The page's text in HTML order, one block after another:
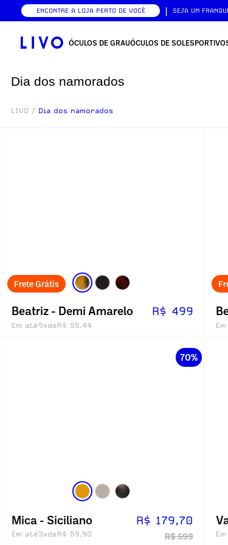
ENCONTRE A LOJA PERTO DE VOCÊ | SEJA UM
ÓCULOS DE GRAUÓCULOS DE SOL
Dia dos namorados
LIVO / Dia dos namorados
Frete Grátis
Beatriz - Demi Amarelo R$ 499
Em até9xdeR$ 55,44
70%
Mica - Siciliano R$ 179,70
Em até3xdeR$ 59,90 R$ 599